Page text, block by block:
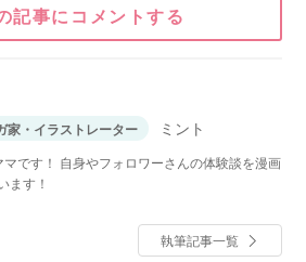
記事にコメントする
家・イラストレーター ミント
マです！ 自身やフォロワーさんの体験談を漫画
ます！
執筆記事一覧